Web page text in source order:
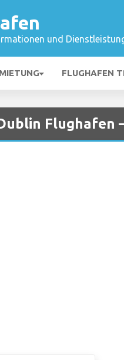
und
FLUGHAFEN
Flughafen